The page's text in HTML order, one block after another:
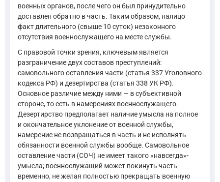
военных органов, после чего он был принудительно
доставлен обратно в часть. Таким образом, налицо
факт длительного (свыше 10 суток) незаконного
отсутствия военнослужащего на месте службы.
С правовой точки зрения, ключевым является
разграничение двух составов преступлений:
самовольного оставления части (статья 337 Уголовного
кодекса РФ) и дезертирства (статья 338 УК РФ).
Основное различие между ними — в субъективной
стороне, то есть в намерениях военнослужащего.
Дезертирство предполагает наличие умысла на полное
и окончательное уклонение от военной службы,
намерение не возвращаться в часть и не исполнять
обязанности военной службы вообще. Самовольное
оставление части (СОЧ) не имеет такого «навсегда»-
умысла; военнослужащий может покинуть часть
временно, не желая полностью прекращать военную